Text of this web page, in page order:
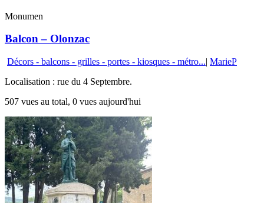
Monumen
Balcon – Olonzac
Décors - balcons - grilles - portes - kiosques - métro...| MarieP
Localisation : rue du 4 Septembre.
507 vues au total, 0 vues aujourd'hui